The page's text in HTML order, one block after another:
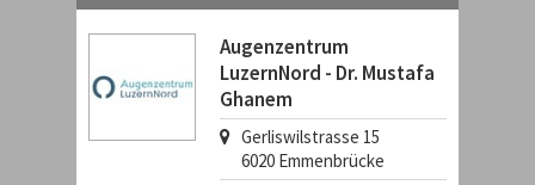
Augenzentrum
LuzernNord - Dr. Mustafa
Ghanem
Gerliswilstrasse 15
6020 Emmenbrücke